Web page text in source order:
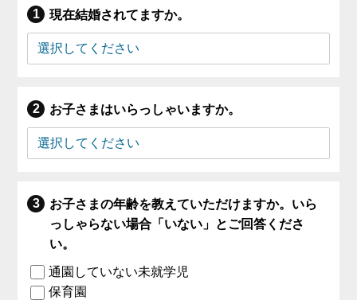
現在結婚されてますか。
お子さまはいらっしゃいますか。
お子さまの年齢を教えていただけますか。いら
っしゃらない場合「いない」とご回答くださ
い。
通園していない未就学児
保育園